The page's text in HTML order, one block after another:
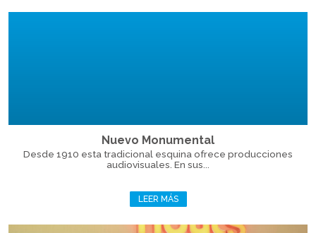
Nuevo Monumental
Desde 1910 esta tradicional esquina ofrece producciones
audiovisuales. En sus...
LEER MÁS